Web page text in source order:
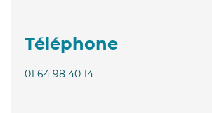
Téléphone
01 64 98 40 14